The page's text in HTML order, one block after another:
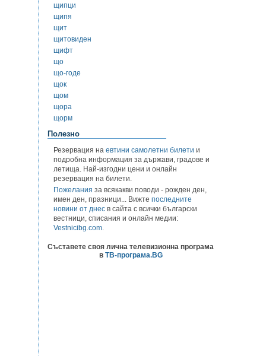
щипци
щипя
щит
щитовиден
щифт
що
що-годе
щок
щом
щора
щорм
Полезно
Резервация на евтини самолетни билети и
подробна информация за държави, градове и
летища. Най-изгодни цени и онлайн
резервация на билети.
Пожелания за всякакви поводи - рожден ден,
имен ден, празници... Вижте последните
новини от днес в сайта с всички български
вестници, списания и онлайн медии:
Vestnicibg.com.
Съставете своя лична телевизионна програма
в ТВ-програма.BG